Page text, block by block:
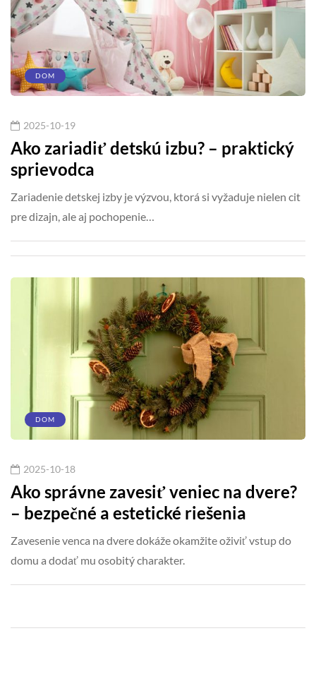
DOM
2025-10-19
Ako zariadiť detskú izbu? – praktický
sprievodca
Zariadenie detskej izby je výzvou, ktorá si vyžaduje nielen cit
pre dizajn, ale aj pochopenie…
DOM
2025-10-18
Ako správne zavesiť veniec na dvere?
– bezpečné a estetické riešenia
Zavesenie venca na dvere dokáže okamžite oživiť vstup do
domu a dodať mu osobitý charakter.